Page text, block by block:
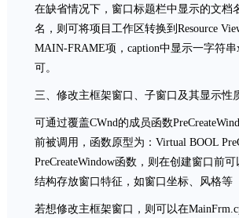
在缺省情况下，窗口标题栏中显示的文
名，则可将项目工作区转换到Resource
MAIN-FRAME项，caption中显示一字符
可。
三、修改主框架窗口、子窗口及其显示性
可通过覆盖CWnd的成员函数
前被调用，函数原型为：Virtual BOOL
PreCreateWindow函数，则在创建窗口前
结构存放窗口特征，如窗口坐标、风格等
若想修改主框架窗口，则可以在